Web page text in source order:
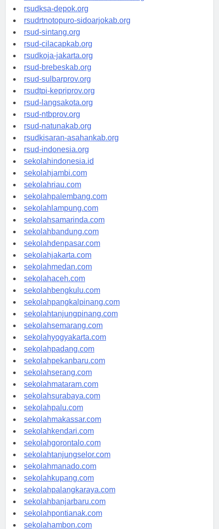
rsuddrloekmonohadi-kuduskab.org
rsudksa-depok.org
rsudrtnotopuro-sidoarjokab.org
rsud-sintang.org
rsud-cilacapkab.org
rsudkoja-jakarta.org
rsud-brebeskab.org
rsud-sulbarprov.org
rsudtpi-kepriprov.org
rsud-langsakota.org
rsud-ntbprov.org
rsud-natunakab.org
rsudkisaran-asahankab.org
rsud-indonesia.org
sekolahindonesia.id
sekolahjambi.com
sekolahriau.com
sekolahpalembang.com
sekolahlampung.com
sekolahsamarinda.com
sekolahbandung.com
sekolahdenpasar.com
sekolahjakarta.com
sekolahmedan.com
sekolahaceh.com
sekolahbengkulu.com
sekolahpangkalpinang.com
sekolahtanjungpinang.com
sekolahsemarang.com
sekolahyogyakarta.com
sekolahpadang.com
sekolahpekanbaru.com
sekolahserang.com
sekolahmataram.com
sekolahsurabaya.com
sekolahpalu.com
sekolahmakassar.com
sekolahkendari.com
sekolahgorontalo.com
sekolahtanjungselor.com
sekolahmanado.com
sekolahkupang.com
sekolahpalangkaraya.com
sekolahbanjarbaru.com
sekolahpontianak.com